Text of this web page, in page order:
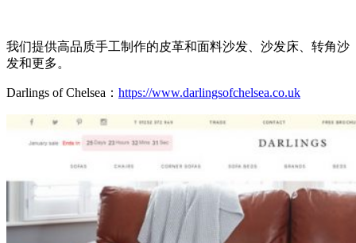
我们提供高品质手工制作的皮革和面料沙发、沙发床、转角沙
发和更多。
Darlings of Chelsea： https://www.darlingsofchelsea.co.uk